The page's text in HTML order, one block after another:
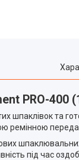
PRO-400
шпаклівок та
ремінною
під час